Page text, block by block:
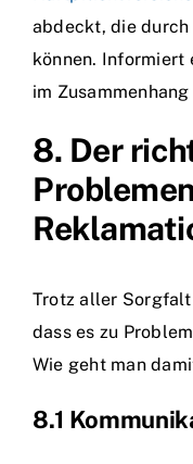
abdeckt, die
können. Informiert
im
8. Der
Trotz aller
dass es zu
Wie geht man
8.1